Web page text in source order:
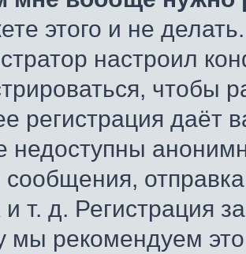
этого и не
настроил
чтобы
регистрация даёт
недоступны
и т. д. Регистрация
мы рекомендуем